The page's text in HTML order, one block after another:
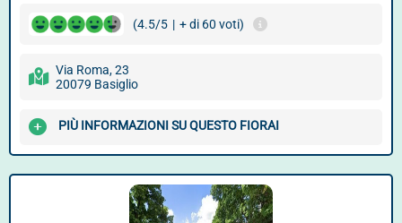
(4.5/5 | + di 60 voti)
Via Roma, 23
20079 Basiglio
PIÙ INFORMAZIONI SU QUESTO FIORAI